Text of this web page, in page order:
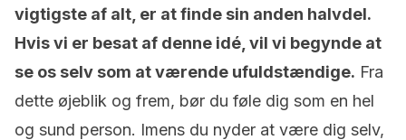
vigtigste af alt, er at finde sin anden halvdel.
Hvis vi er besat af denne idé, vil vi begynde at
se os selv som at værende ufuldstændige. Fra
dette øjeblik og frem, bør du føle dig som en hel
og sund person. Imens du nyder at være dig selv,